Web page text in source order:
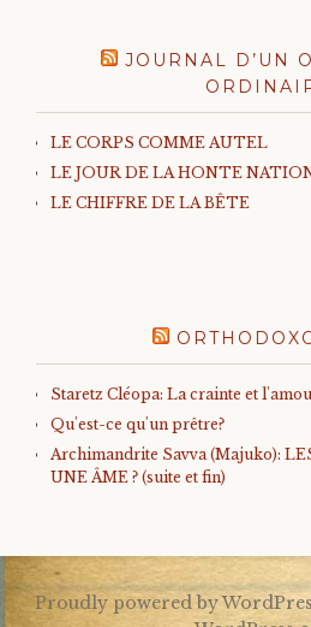
JOURNAL D’UN
LE CORPS COMME AUTEL
LE JOUR DE LA HONTE
LE CHIFFRE DE LA BÊTE
Staretz Cléopa: La crainte et
Qu'est-ce qu'un prêtre?
Archimandrite Savva (Majuko):
UNE ÂME ? (suite et fin)
Proudly powered by